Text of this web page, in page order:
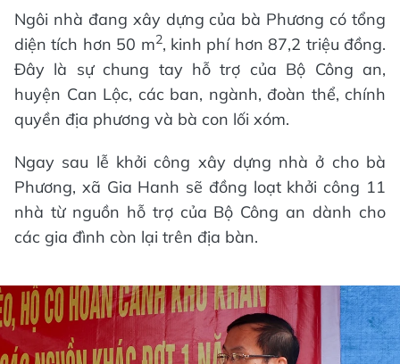
Ngôi nhà đang xây dựng của bà Phương có tổng
diện tích hơn 50 m2, kinh phí hơn 87,2 triệu đồng.
Đây là sự chung tay hỗ trợ của Bộ Công an,
huyện Can Lộc, các ban, ngành, đoàn thể, chính
quyền địa phương và bà con lối xóm.
Ngay sau lễ khởi công xây dựng nhà ở cho bà
Phương, xã Gia Hanh sẽ đồng loạt khởi công 11
nhà từ nguồn hỗ trợ của Bộ Công an dành cho
các gia đình còn lại trên địa bàn.